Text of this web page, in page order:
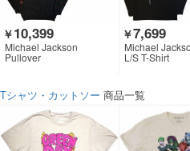
￥10,399
Michael Jackson
Pullover
￥7,699
Michael
L/S T-Shirt
Tシャツ・カットソー 商品一覧